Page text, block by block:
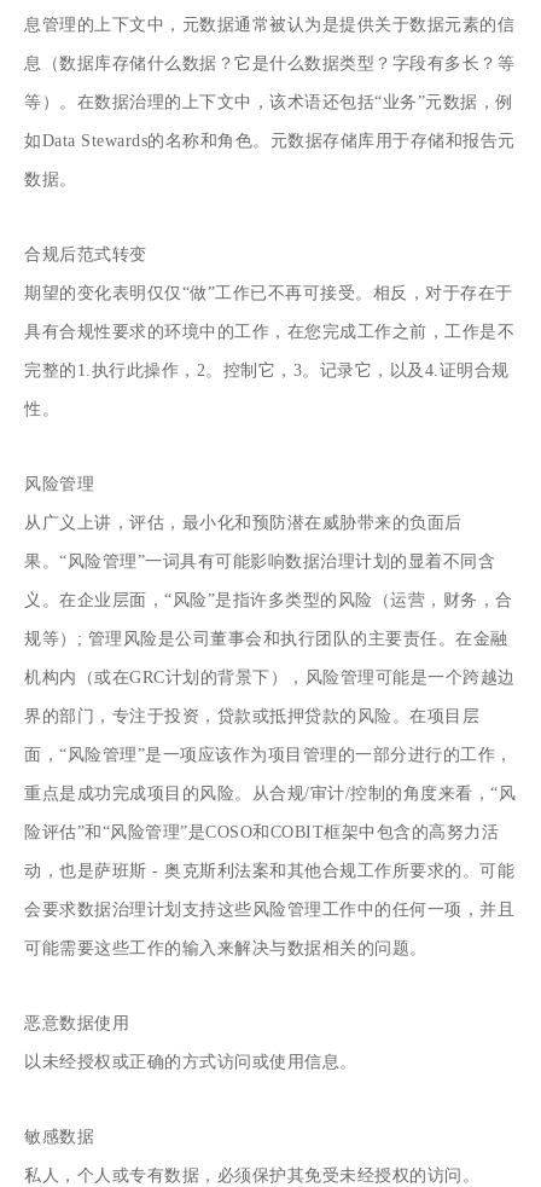
息管理的上下文中，元数据通常被认为是提供关于数据元素的信
息（数据库存储什么数据？它是什么数据类型？字段有多长？等
等）。在数据治理的上下文中，该术语还包括“业务”元数据，例
如Data Stewards的名称和角色。元数据存储库用于存储和报告元
数据。
合规后范式转变
期望的变化表明仅仅“做”工作已不再可接受。相反，对于存在于
具有合规性要求的环境中的工作，在您完成工作之前，工作是不
完整的1.执行此操作，2。控制它，3。记录它，以及4.证明合规
性。
风险管理
从广义上讲，评估，最小化和预防潜在威胁带来的负面后
果。“风险管理”一词具有可能影响数据治理计划的显着不同含
义。在企业层面，“风险”是指许多类型的风险（运营，财务，合
规等）; 管理风险是公司董事会和执行团队的主要责任。在金融
机构内（或在GRC计划的背景下），风险管理可能是一个跨越边
界的部门，专注于投资，贷款或抵押贷款的风险。在项目层
面，“风险管理”是一项应该作为项目管理的一部分进行的工作，
重点是成功完成项目的风险。从合规/审计/控制的角度来看，“风
险评估”和“风险管理”是COSO和COBIT框架中包含的高努力活
动，也是萨班斯 - 奥克斯利法案和其他合规工作所要求的。可能
会要求数据治理计划支持这些风险管理工作中的任何一项，并且
可能需要这些工作的输入来解决与数据相关的问题。
恶意数据使用
以未经授权或正确的方式访问或使用信息。
敏感数据
私人，个人或专有数据，必须保护其免受未经授权的访问。